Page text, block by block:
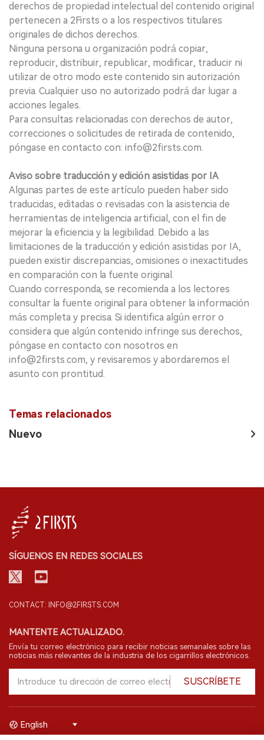
derechos de propiedad intelectual del contenido original
pertenecen a 2Firsts o a los respectivos titulares
originales de dichos derechos.
Ninguna persona u organización podrá copiar,
reproducir, distribuir, republicar, modificar, traducir ni
utilizar de otro modo este contenido sin autorización
previa. Cualquier uso no autorizado podrá dar lugar a
acciones legales.
Para consultas relacionadas con derechos de autor,
correcciones o solicitudes de retirada de contenido,
póngase en contacto con: info@2firsts.com.
Aviso sobre traducción y edición asistidas por IA
Algunas partes de este artículo pueden haber sido
traducidas, editadas o revisadas con la asistencia de
herramientas de inteligencia artificial, con el fin de
mejorar la eficiencia y la legibilidad. Debido a las
limitaciones de la traducción y edición asistidas por IA,
pueden existir discrepancias, omisiones o inexactitudes
en comparación con la fuente original.
Cuando corresponda, se recomienda a los lectores
consultar la fuente original para obtener la información
más completa y precisa. Si identifica algún error o
considera que algún contenido infringe sus derechos,
póngase en contacto con nosotros en
info@2firsts.com, y revisaremos y abordaremos el
asunto con prontitud.
Temas relacionados
Nuevo
SÍGUENOS EN REDES SOCIALES
CONTACT: INFO@2FIRSTS.COM
MANTENTE ACTUALIZADO.
Envía tu correo electrónico para recibir noticias semanales sobre las
noticias más relevantes de la industria de los cigarrillos electrónicos.
SUSCRÍBETE
English